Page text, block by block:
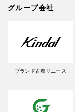
グループ会社
ブランド古着リユース